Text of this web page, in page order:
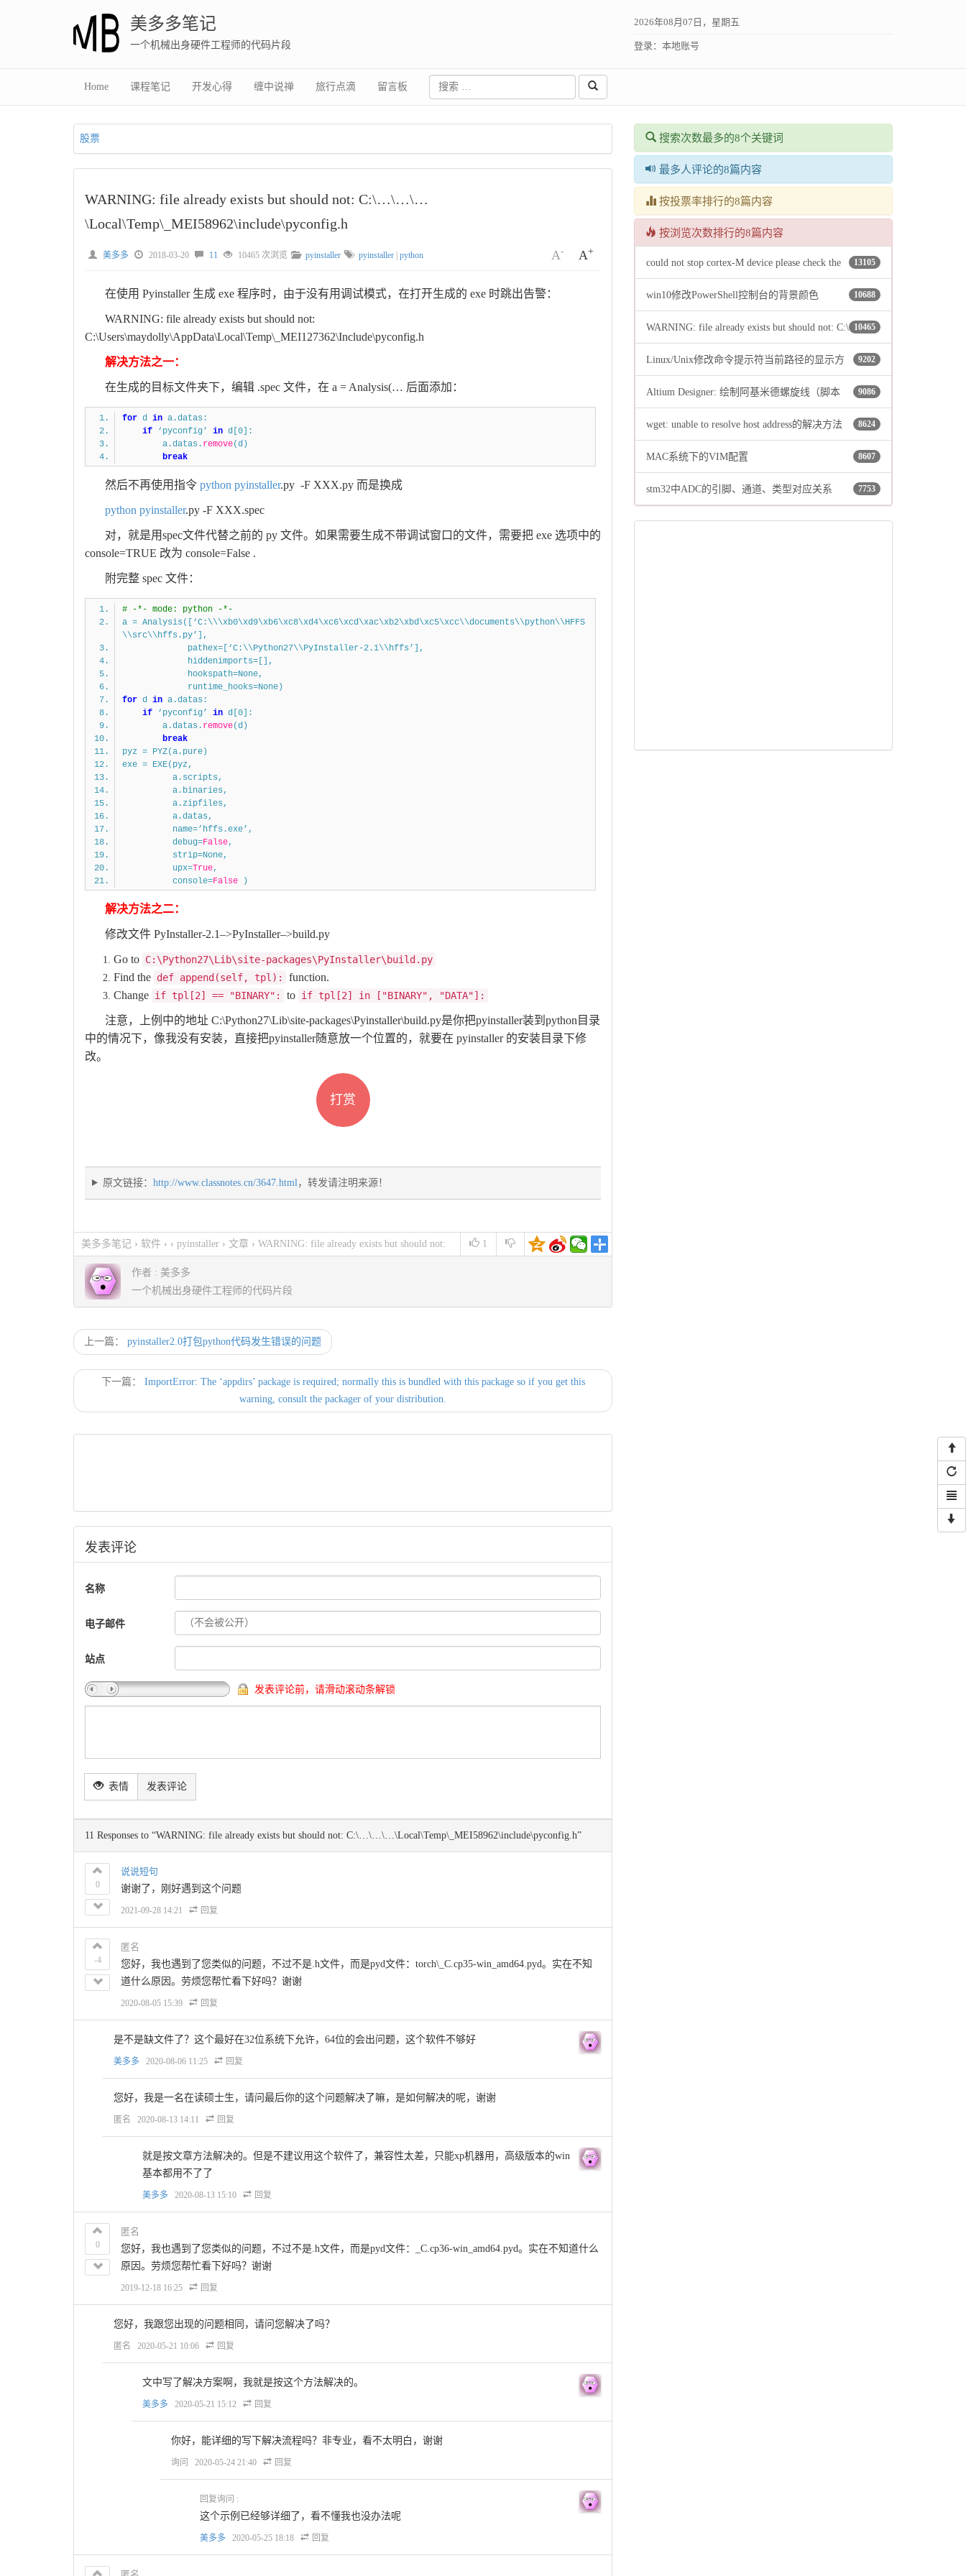
美多多笔记
一个机械出身硬件工程师的代码片段
2026年08月07日，星期五
登录： 本地账号
Home 课程笔记 开发心得 缠中说禅 旅行点滴 留言板
股票
WARNING: file already exists but should not: C:\…\…\…
\Local\Temp\_MEI58962\include\pyconfig.h
A- A+
美多多 2018-03-20 11 10465 次浏览 pyinstaller pyinstaller python
在使用 Pyinstaller 生成 exe 程序时，由于没有用调试模式，在打开生成的 exe 时跳出告警：
WARNING: file already exists but should not:
C:\Users\maydolly\AppData\Local\Temp\_MEI127362\Include\pyconfig.h
解决方法之一：
在生成的目标文件夹下，编辑 .spec 文件，在 a = Analysis(… 后面添加：
for d in a.datas:
if ‘pyconfig’ in d[0]:
a.datas. remove(d)
break
然后不再使用指令 python pyinstaller.py -F XXX.py 而是换成
python pyinstaller.py -F XXX.spec
对，就是用spec文件代替之前的 py 文件。如果需要生成不带调试窗口的文件，需要把 exe 选项中的
console=TRUE 改为 console=False .
附完整 spec 文件：
# -*- mode: python -*-
a = Analysis([‘C:\\\xb0\xd9\xb6\xc8\xd4\xc6\xcd\xac\xb2\xbd\xc5\xcc\\documents\\python\\HFFS
\\src\\hffs.py’],
pathex=[‘C:\\Python27\\PyInstaller-2.1\\hffs’],
hiddenimports=[],
hookspath=None,
runtime_hooks=None)
for d in a.datas:
if ‘pyconfig’ in d[0]:
a.datas. remove(d)
break
pyz = PYZ(a.pure)
exe = EXE(pyz,
a.scripts,
a.binaries,
a.zipfiles,
a.datas,
name=’hffs.exe’,
debug=False,
strip=None,
upx=True,
console=False )
解决方法之二：
修改文件 PyInstaller-2.1–>PyInstaller–>build.py
Go to C:\Python27\Lib\site-packages\PyInstaller\build.py
Find the def append(self, tpl):
function.
Change if tpl[2] == "BINARY": to if tpl[2] in ["BINARY", "DATA"]:
注意，上例中的地址 C:\Python27\Lib\site-packages\Pyinstaller\build.py是你把pyinstaller装到python目录
中的情况下，像我没有安装，直接把pyinstaller随意放一个位置的，就要在 pyinstaller 的安装目录下修
改。
打赏
原文链接： http://www.classnotes.cn/3647.html，转发请注明来源！
1
美多多笔记 › 软件 › › pyinstaller › 文章 › WARNING: file already exists but should not:
C:\…\…\…\Local\Temp\_MEI58962\include\pyconfig.h
作者 : 美多多
一个机械出身硬件工程师的代码片段
上一篇： pyinstaller2.0打包python代码发生错误的问题
下一篇：
ImportError: The ‘appdirs’ package is required; normally this is bundled with this package so if you get this
warning, consult the packager of your distribution.
发表评论
名称
电子邮件
站点
发表评论前，请滑动滚动条解锁
表情 发表评论
11 Responses to “WARNING: file already exists but should not: C:\…\…\…\Local\Temp\_MEI58962\include\pyconfig.h”
0
说说短句
谢谢了，刚好遇到这个问题
2021-09-28 14:21 回复
-4
匿名
您好，我也遇到了您类似的问题，不过不是.h文件，而是pyd文件：torch\_C.cp35-win_amd64.pyd。实在不知
道什么原因。劳烦您帮忙看下好吗？谢谢
2020-08-05 15:39 回复
是不是缺文件了？这个最好在32位系统下允许，64位的会出问题，这个软件不够好
美多多 2020-08-06 11:25 回复
您好，我是一名在读硕士生，请问最后你的这个问题解决了嘛，是如何解决的呢，谢谢
匿名 2020-08-13 14:11 回复
就是按文章方法解决的。但是不建议用这个软件了，兼容性太差，只能xp机器用，高级版本的win
基本都用不了了
美多多 2020-08-13 15:10 回复
0
匿名
您好，我也遇到了您类似的问题，不过不是.h文件，而是pyd文件：_C.cp36-win_amd64.pyd。实在不知道什么
原因。劳烦您帮忙看下好吗？谢谢
2019-12-18 16:25 回复
您好，我跟您出现的问题相同，请问您解决了吗？
匿名 2020-05-21 10:06 回复
文中写了解决方案啊，我就是按这个方法解决的。
美多多 2020-05-21 15:12 回复
你好，能详细的写下解决流程吗？非专业，看不太明白，谢谢
询问 2020-05-24 21:40 回复
回复询问 :
这个示例已经够详细了，看不懂我也没办法呢
美多多 2020-05-25 18:18 回复
搜索次数最多的8个关键词
最多人评论的8篇内容
按投票率排行的8篇内容
按浏览次数排行的8篇内容
13105
could not stop cortex-M device please check the
jtag cable 10688
win10修改PowerShell控制台的背景颜色
10465
WARNING: file already exists but should not: C:\
…\…\…\Local\Temp\_MEI58962\include\pyconfig.h9202
Linux/Unix修改命令提示符当前路径的显示方
式 9086
Altium Designer: 绘制阿基米德螺旋线（脚本
法） 8624
wget: unable to resolve host address的解决方法
8607
MAC系统下的VIM配置
7753
stm32中ADC的引脚、通道、类型对应关系